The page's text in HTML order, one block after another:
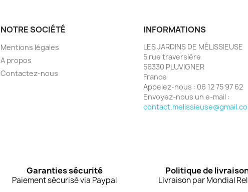
NOTRE SOCIÉTÉ
Mentions légales
A propos
Contactez-nous
INFORMATIONS
LES JARDINS DE MÉLISSIEUSE
5 rue traversière
56330 PLUVIGNER
France
Appelez-nous : 06 12 75 97 62
Envoyez-nous un e-mail :
Garanties sécurité
Paiement sécurisé via Paypal
Politique de
Livraison par Mondial